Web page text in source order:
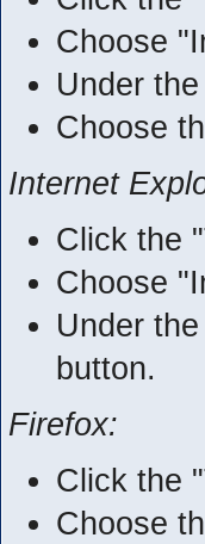
Choose
Under
Choose
Internet
Click the
Choose
Under
button.
Firefox:
Click the
Choose